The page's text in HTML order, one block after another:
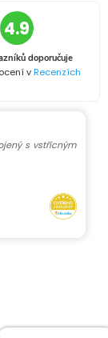
4.9
doporučuje
vRecenzích
s vstřícným